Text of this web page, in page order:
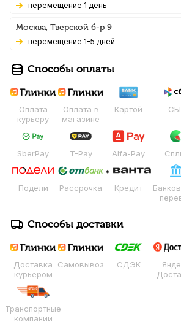
Перемещение 1 день
Москва, Тверской б-р 9
Перемещение 1-5 дней
Способы оплаты
Оплата
курьеру
Оплата в
магазине
Картой
SberPay T-Pay Alfa-Pay
Подели Рассрочка Кредит
Способы доставки
Доставка
курьером
Самовывоз СДЭК
Транспортные
компании